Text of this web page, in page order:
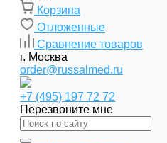
Корзина
Отложенные
Сравнение товаров
г. Москва
order@russalmed.ru
+7 (495) 197 72 72
Перезвоните мне